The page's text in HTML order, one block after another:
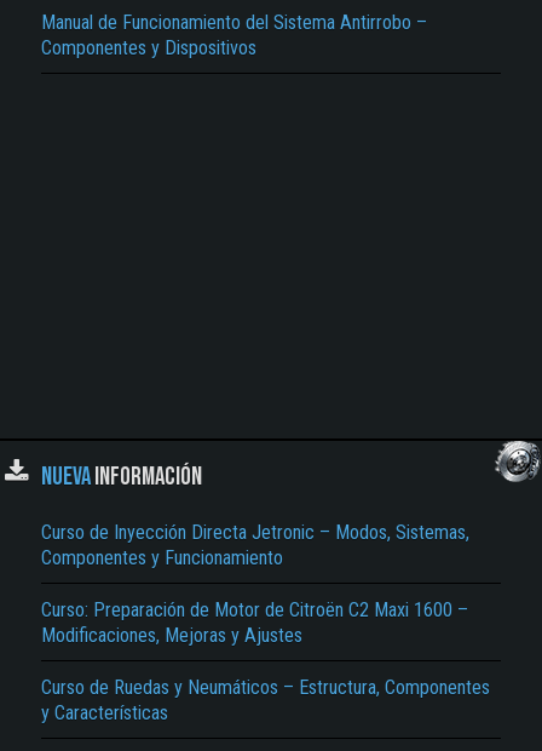
Manual de Funcionamiento del Sistema Antirrobo –
Componentes y Dispositivos
NUEVAINFORMACIÓN
Curso de Inyección Directa Jetronic – Modos, Sistemas,
Componentes y Funcionamiento
Curso: Preparación de Motor de Citroën C2 Maxi 1600 –
Modificaciones, Mejoras y Ajustes
Curso de Ruedas y Neumáticos – Estructura, Componentes
y Características